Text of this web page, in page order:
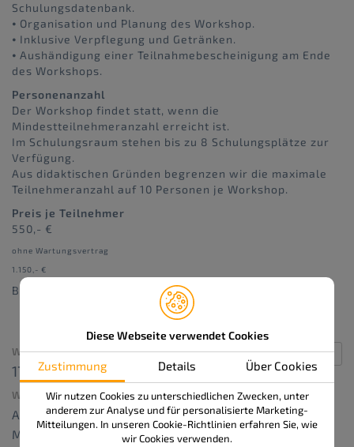
Diese Webseite verwendet Cookies
Zustimmung Details Über Cookies
Wir nutzen Cookies zu unterschiedlichen Zwecken, unter
anderem zur Analyse und für personalisierte Marketing-
Mitteilungen. In unseren Cookie-Richtlinien erfahren Sie, wie
wir Cookies verwenden.
Schulungsdatenbank.
⦁ Organisation und Planung des Workshop.
⦁ Inklusive Verpflegung und Getränken.
⦁ Aushändigung einer Teilnahmebescheinigung am Ende
des Workshops.
Personenanzahl
Der Workshop findet statt, wenn die
Mindestteilnehmeranzahl erreicht ist.
Im Schulungsraum stehen bis zu 8 Schulungsplätze zur
Verfügung.
Aus didaktischen Gründen begrenzen wir die maximale
Teilnehmeranzahl auf 10 Personen je Workshop.
Preis je Teilnehmer
550,- €
ohne Wartungsvertrag
1.150,- €
Bestellnummer: 414-F
WANN:
17. Juli 2026 um 13:00 – 16:30 Repeats
WO:
APS delta GmbH
Marie-Curie-Straße 12